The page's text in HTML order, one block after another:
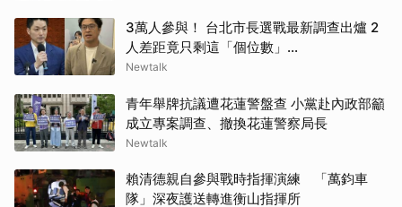
3萬人參與！ 台北市長選戰最新調查出爐 2
人差距竟只剩這「個位數」...
Newtalk
青年舉牌抗議遭花蓮警盤查 小黨赴內政部籲
成立專案調查、撤換花蓮警察局長
Newtalk
賴清德親自參與戰時指揮演練 「萬鈞車
隊」深夜護送轉進衡山指揮所